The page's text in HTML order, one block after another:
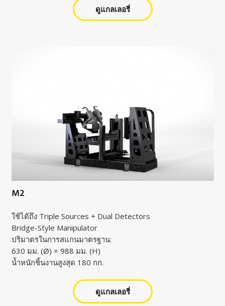
ดูแกลเลอรี่
M2
ใช้ได้ถึง Triple Sources + Dual Detectors
Bridge-Style Manipulator
ปริมาตรในการสแกนมาตรฐาน:
630 มม. (Ø) × 988 มม. (H)
น้ำหนักชิ้นงานสูงสุด 180 กก.
ดูแกลเลอรี่